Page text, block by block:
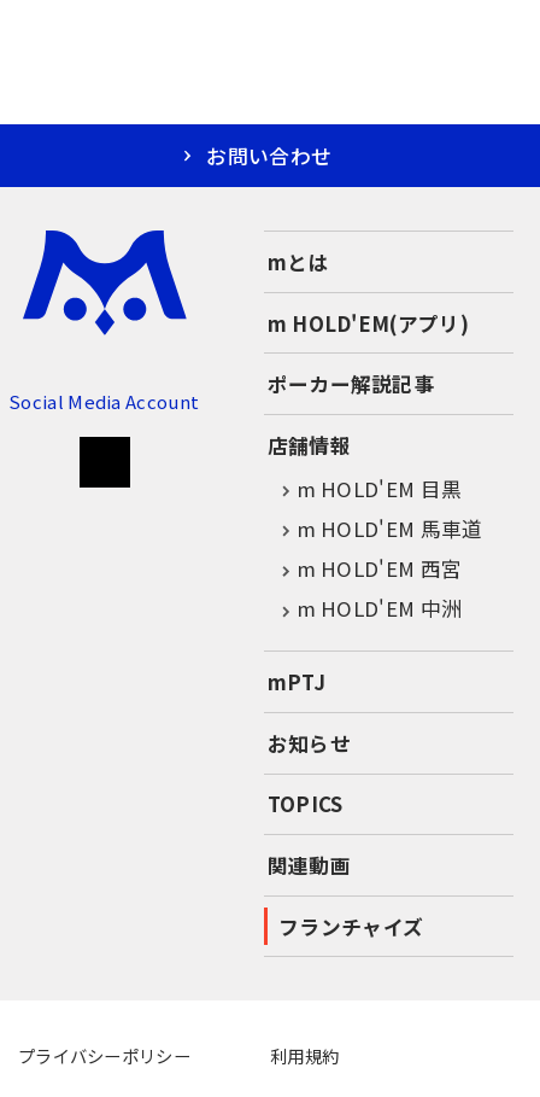
お問い合わせ
Social Media Account
mとは
m HOLD'EM(アプリ)
ポーカー解説記事
店舗情報
m HOLD'EM 目黒
m HOLD'EM 馬車道
m HOLD'EM 西宮
m HOLD'EM 中洲
mPTJ
お知らせ
TOPICS
関連動画
フランチャイズ
プライバシーポリシー 利用規約